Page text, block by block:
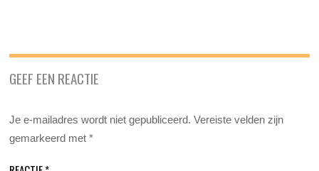
GEEF EEN REACTIE
Je e-mailadres wordt niet gepubliceerd. Vereiste velden zijn
gemarkeerd met*